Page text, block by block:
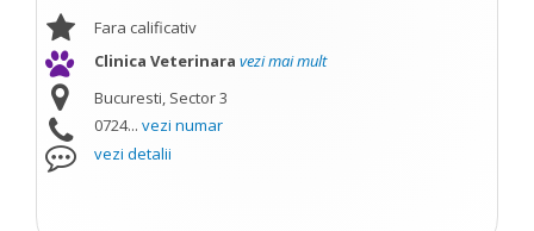
Fara calificativ
Clinica Veterinara vezi mai mult
Bucuresti, Sector 3
0724... vezi numar
vezi detalii